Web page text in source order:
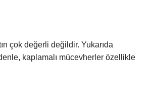
çok değerli değildir. Yukarıda
kaplamalı mücevherler özellikle